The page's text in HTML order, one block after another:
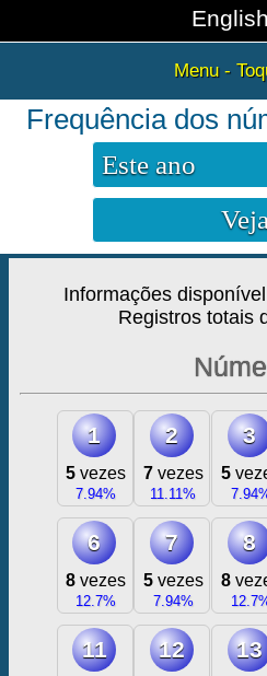
English
Menu -
Frequência dos
Informações
Registros totais
1
5 vezes
7.94%
2
7vezes
11.11%
3
5
6
8 vezes
12.7%
7
5vezes
7.94%
8
8
11 12 13